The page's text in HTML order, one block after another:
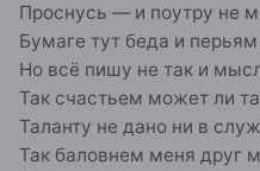
Проснусь — и поутру не
Бумаге тут беда и
Но всё пишу не так и
Так счастьем может ли
Таланту не дано ни в
Так баловнем меня друг